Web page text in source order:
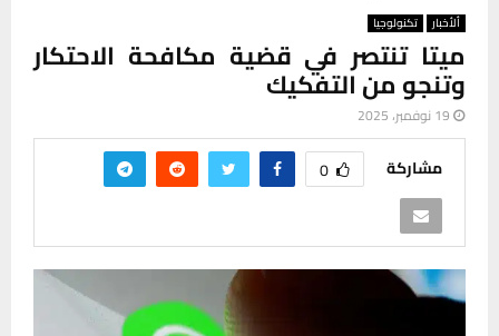
ألأخبار تكنولوجيا
ميتا تنتصر في قضية مكافحة الاحتكار
وتنجو من التفكيك
19 نوفمبر، 2025
مشاركة 0